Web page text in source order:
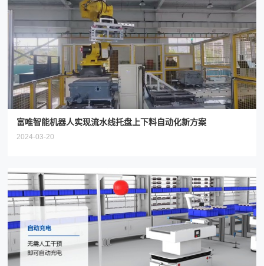
富唯智能机器人实现流水线托盘上下料自动化新方案
2024-03-20